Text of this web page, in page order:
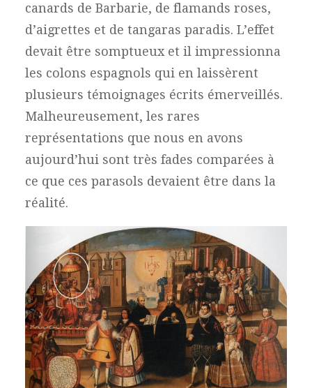
canards de Barbarie, de flamands roses,
d’aigrettes et de tangaras paradis. L’effet
devait être somptueux et il impressionna
les colons espagnols qui en laissèrent
plusieurs témoignages écrits émerveillés.
Malheureusement, les rares
représentations que nous en avons
aujourd’hui sont très fades comparées à
ce que ces parasols devaient être dans la
réalité.